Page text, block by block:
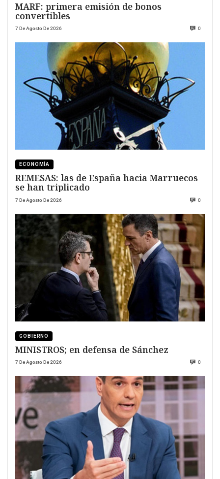
MARF: primera emisión de bonos
convertibles
7 De Agosto De 2026 0
ECONOMÍA
REMESAS: las de España hacia Marruecos
se han triplicado
7 De Agosto De 2026 0
GOBIERNO
MINISTROS; en defensa de Sánchez
7 De Agosto De 2026 0